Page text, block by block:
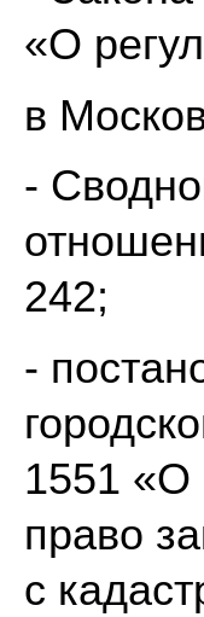
«О
в
-
242;
-
1551 «О
право
с